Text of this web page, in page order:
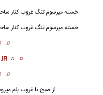
خسته میرسوم تنگ غروب کنار
خسته میرسوم تنگ غروب کنار
♫
♫ ♫
♫
از صبح تا غروب بلم